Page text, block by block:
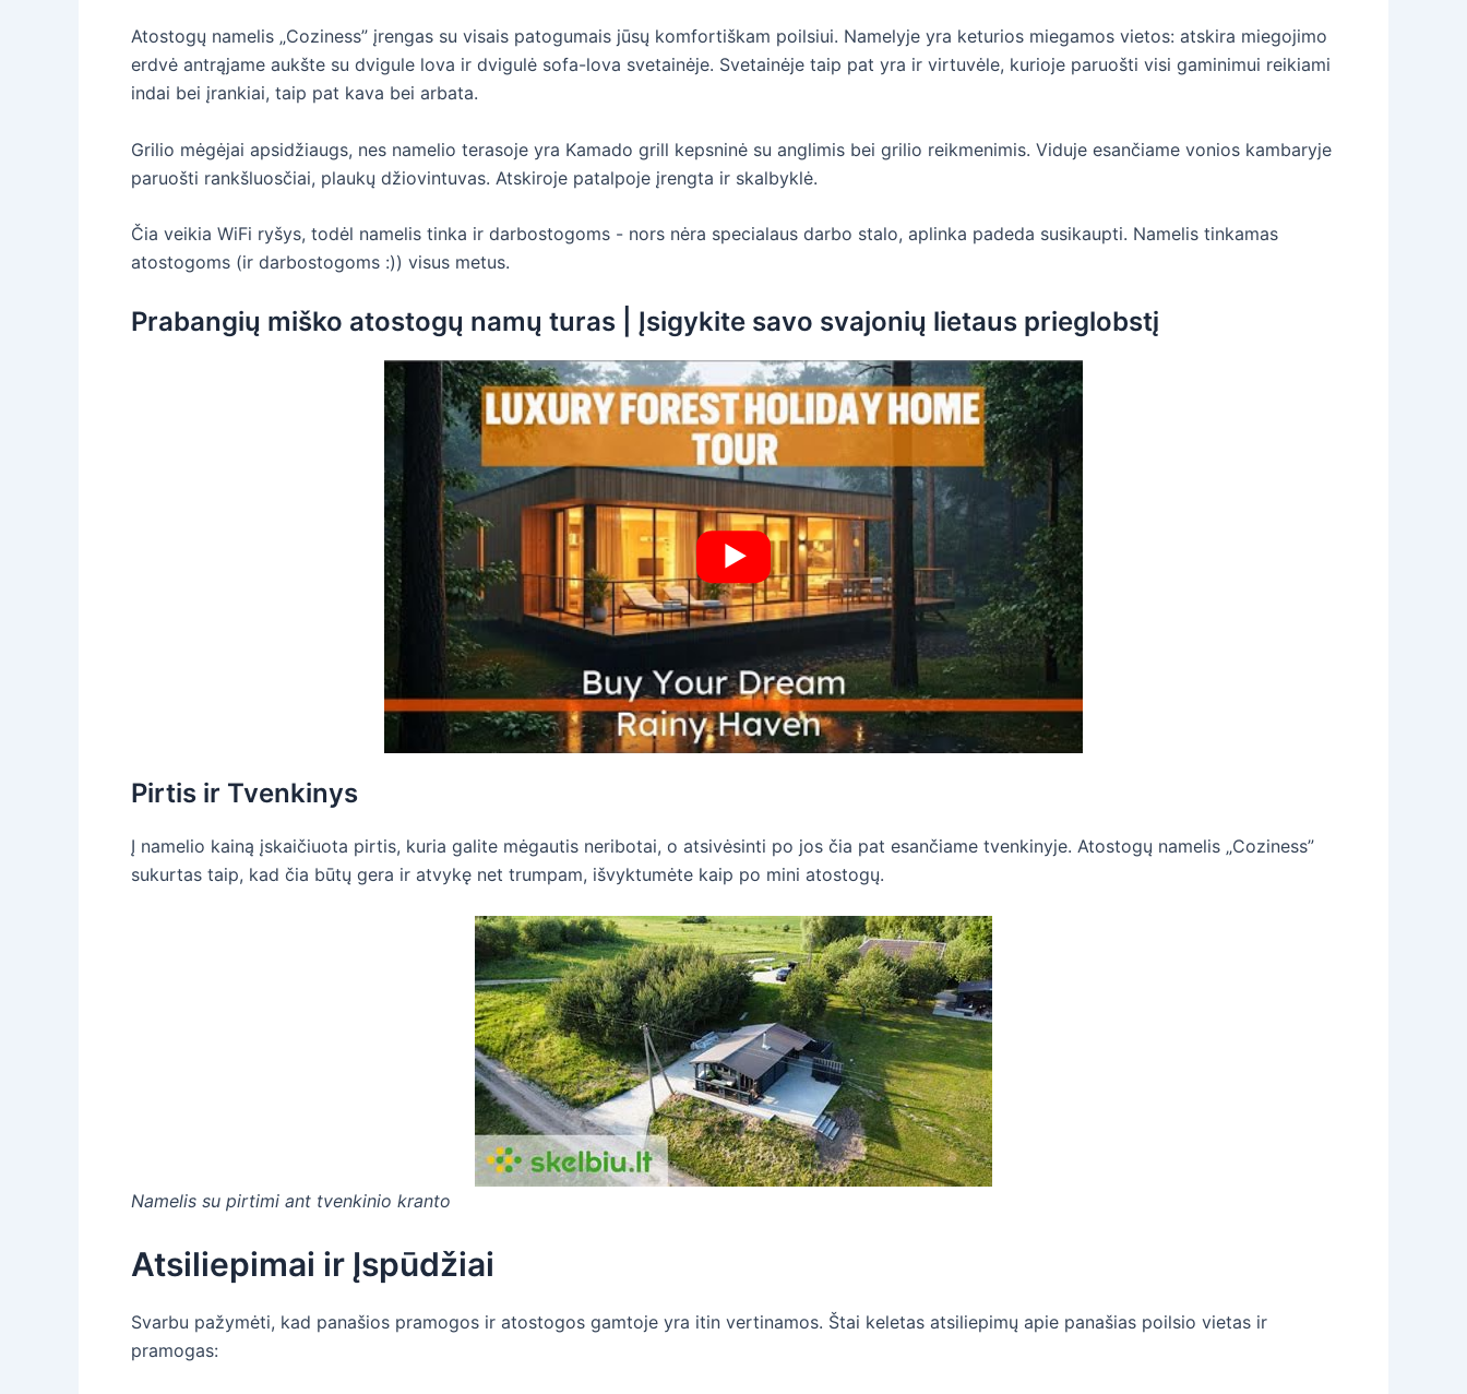
Atostogų namelis „Coziness” įrengas su visais patogumais jūsų komfortiškam poilsiui. Namelyje yra keturios miegamos vietos: atskira miegojimo
erdvė antrąjame aukšte su dvigule lova ir dvigulė sofa-lova svetainėje. Svetainėje taip pat yra ir virtuvėle, kurioje paruošti visi gaminimui reikiami
indai bei įrankiai, taip pat kava bei arbata.
Grilio mėgėjai apsidžiaugs, nes namelio terasoje yra Kamado grill kepsninė su anglimis bei grilio reikmenimis. Viduje esančiame vonios kambaryje
paruošti rankšluosčiai, plaukų džiovintuvas. Atskiroje patalpoje įrengta ir skalbyklė.
Čia veikia WiFi ryšys, todėl namelis tinka ir darbostogoms - nors nėra specialaus darbo stalo, aplinka padeda susikaupti. Namelis tinkamas
atostogoms (ir darbostogoms :)) visus metus.
Prabangių miško atostogų namų turas | Įsigykite savo svajonių lietaus prieglobstį
Pirtis ir Tvenkinys
Į namelio kainą įskaičiuota pirtis, kuria galite mėgautis neribotai, o atsivėsinti po jos čia pat esančiame tvenkinyje. Atostogų namelis „Coziness”
sukurtas taip, kad čia būtų gera ir atvykę net trumpam, išvyktumėte kaip po mini atostogų.
Namelis su pirtimi ant tvenkinio kranto
Atsiliepimai ir Įspūdžiai
Svarbu pažymėti, kad panašios pramogos ir atostogos gamtoje yra itin vertinamos. Štai keletas atsiliepimų apie panašias poilsio vietas ir
pramogas: